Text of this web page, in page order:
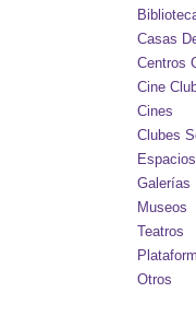
Casas
Centros
Cine
Cines
Clubes
Galerías
Museos
Teatros
Otros